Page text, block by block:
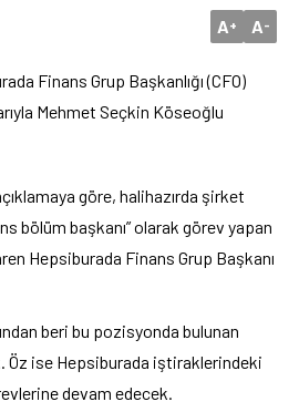
A+ A-
Finans Grup Başkanlığı (CFO)
Mehmet Seçkin Köseoğlu
göre, halihazırda şirket
bölüm başkanı” olarak görev yapan
Hepsiburada Finans Grup Başkanı
beri bu pozisyonda bulunan
Öz ise Hepsiburada iştiraklerindeki
devam edecek.